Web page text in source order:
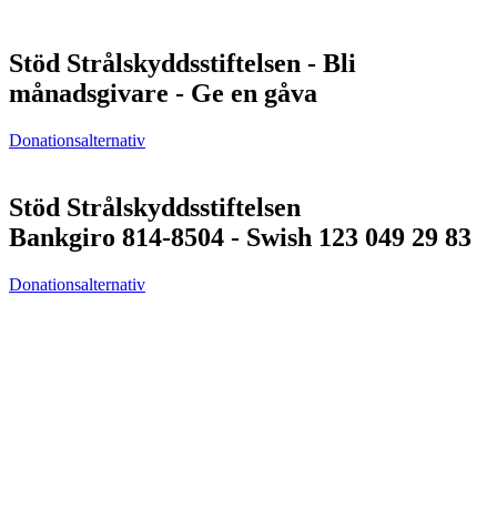
Stöd Strålskyddsstiftelsen - Bli
månadsgivare - Ge en gåva
Donationsalternativ
Stöd Strålskyddsstiftelsen
Bankgiro 814-8504 - Swish 123 049 29 83
Donationsalternativ